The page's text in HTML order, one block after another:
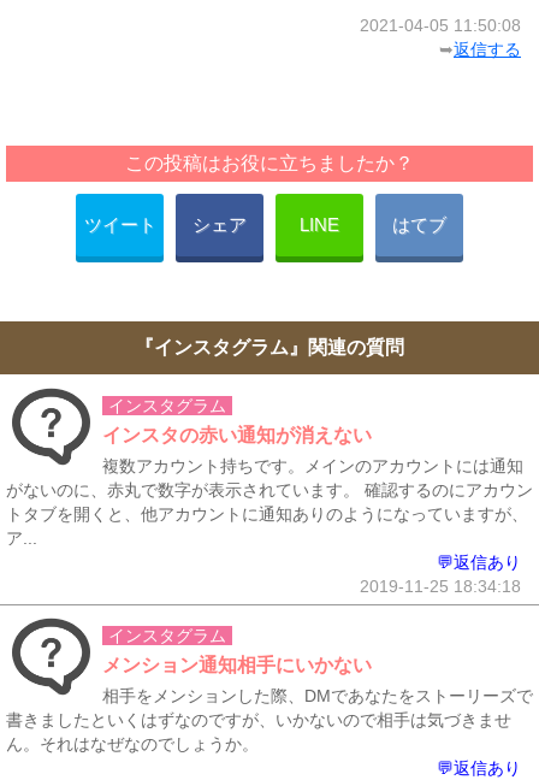
2021-04-05 11:50:08
➥返信する
この投稿はお役に立ちましたか？
ツイート シェア LINE はてブ
『インスタグラム』関連の質問
インスタグラム
インスタの赤い通知が消えない
複数アカウント持ちです。メインのアカウントには通知
がないのに、赤丸で数字が表示されています。 確認するのにアカウン
トタブを開くと、他アカウントに通知ありのようになっていますが、
ア...
💬返信あり
2019-11-25 18:34:18
インスタグラム
メンション通知相手にいかない
相手をメンションした際、DMであなたをストーリーズで
書きましたといくはずなのですが、いかないので相手は気づきませ
ん。それはなぜなのでしょうか。
💬返信あり